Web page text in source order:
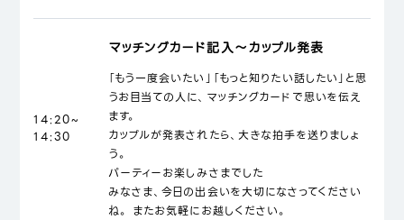
14:20~
14:30
マッチングカード記入～カップル発表
「もう一度会いたい」「もっと知りたい話したい」と思
うお目当ての人に、マッチングカードで思いを伝え
ます。
カップルが発表されたら、大きな拍手を送りましょ
う。
パーティーお楽しみさまでした
みなさま、今日の出会いを大切になさってください
ね。 またお気軽にお越しください。